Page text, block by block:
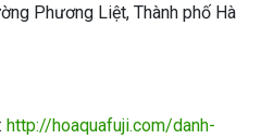
Phương Liệt, Thành phố Hà
http://hoaquafuji.com/danh-